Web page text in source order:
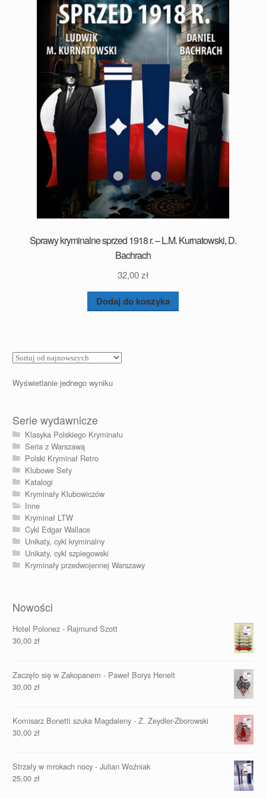
Sprawy kryminalne sprzed 1918 r. – L.M. Kurnatowski, D.
Bachrach
32,00zł
Dodaj do koszyka
Wyświetlanie jednego wyniku
Serie wydawnicze
Klasyka Polskiego Kryminału
Seria z Warszawą
Polski Kryminał Retro
Klubowe Sety
Katalogi
Kryminały Klubowiczów
Inne
Kryminał LTW
Cykl Edgar Wallace
Unikaty, cykl kryminalny
Unikaty, cykl szpiegowski
Kryminały przedwojennej Warszawy
Nowości
Hotel Polonez - Rajmund Szott
30,00 zł
Zaczęło się w Zakopanem - Paweł Borys Henelt
30,00 zł
Komisarz Bonetti szuka Magdaleny - Z. Zeydler-Zborowski
30,00 zł
Strzały w mrokach nocy - Julian Woźniak
25,00 zł